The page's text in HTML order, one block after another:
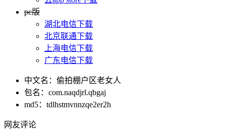
pc版
湖北电信下载
北京联通下载
上海电信下载
广东电信下载
中文名：偷拍棚户区老女人
包名：com.naqdjrl.qbgaj
md5：tdlhstmvnnzqe2er2h
网友评论